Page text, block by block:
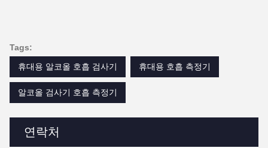
연락처
Tags:
휴대용 알코올 호흡 검사기
휴대용 호흡 측정기
알코올 검사기 호흡 측정기